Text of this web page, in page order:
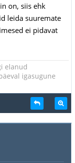
on, siis ehk
leida suuremate
ei pidavat
elanud
igasugune